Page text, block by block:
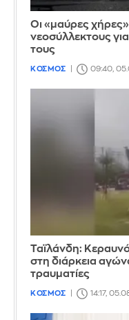
Οι «μαύρες
νεοσύλλεκτους
τους
ΚΟΣΜΟΣ 09:40,
Ταϊλάνδη:
στη διάρκεια
τραυματίες
ΚΟΣΜΟΣ 14:17,